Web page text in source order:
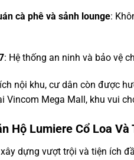
cà phê và sảnh lounge:
: Hệ thống an ninh và bảo vệ
nội khu, cư dân còn được
Vincom Mega Mall, khu vui
Hộ Lumiere Cổ Loa
dựng vượt trội và tiện ích